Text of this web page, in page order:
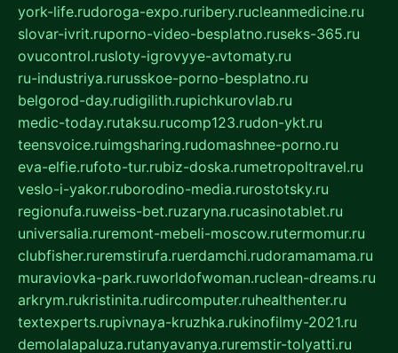
york-life.rudoroga-expo.ruribery.rucleanmedicine.ru
slovar-ivrit.ruporno-video-besplatno.ruseks-365.ru
ovucontrol.rusloty-igrovyye-avtomaty.ru
ru-industriya.rurusskoe-porno-besplatno.ru
belgorod-day.rudigilith.rupichkurovlab.ru
medic-today.rutaksu.rucomp123.rudon-ykt.ru
teensvoice.ruimgsharing.rudomashnee-porno.ru
eva-elfie.rufoto-tur.rubiz-doska.rumetropoltravel.ru
veslo-i-yakor.ruborodino-media.rurostotsky.ru
regionufa.ruweiss-bet.ruzaryna.rucasinotablet.ru
universalia.ruremont-mebeli-moscow.rutermomur.ru
clubfisher.ruremstirufa.ruerdamchi.rudoramamama.ru
muraviovka-park.ruworldofwoman.ruclean-dreams.ru
arkrym.rukristinita.rudircomputer.ruhealthenter.ru
textexperts.rupivnaya-kruzhka.rukinofilmy-2021.ru
demolalapaluza.rutanyavanya.ruremstir-tolyatti.ru